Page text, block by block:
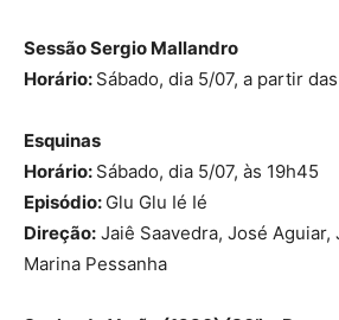
Sessão Sergio Mallandro
Horário: Sábado, dia 5/07, a partir
Esquinas
Horário: Sábado, dia 5/07, às 19h45
Episódio: Glu Glu Ié Ié
Direção: Jaiê Saavedra, José Aguiar,
Marina Pessanha